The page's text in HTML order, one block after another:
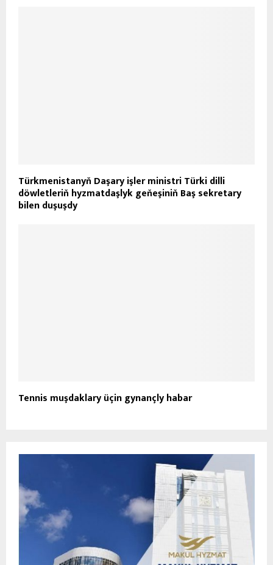
Türkmenistanyň Daşary işler ministri Türki dilli
döwletleriň hyzmatdaşlyk geňeşiniň Baş sekretary
bilen duşuşdy
Tennis muşdaklary üçin gynançly habar